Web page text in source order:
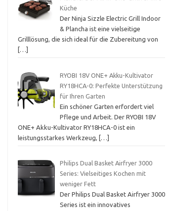
Küche
Der Ninja Sizzle Electric Grill Indoor
& Plancha ist eine vielseitige
Grilllösung, die sich ideal für die Zubereitung von
[…]
RYOBI 18V ONE+ Akku-Kultivator
RY18HCA-0: Perfekte Unterstützung
für Ihren Garten
Ein schöner Garten erfordert viel
Pflege und Arbeit. Der RYOBI 18V
ONE+ Akku-Kultivator RY18HCA-0 ist ein
leistungsstarkes Werkzeug,
[…]
Philips Dual Basket Airfryer 3000
Series: Vielseitiges Kochen mit
weniger Fett
Der Philips Dual Basket Airfryer 3000
Series ist ein innovatives